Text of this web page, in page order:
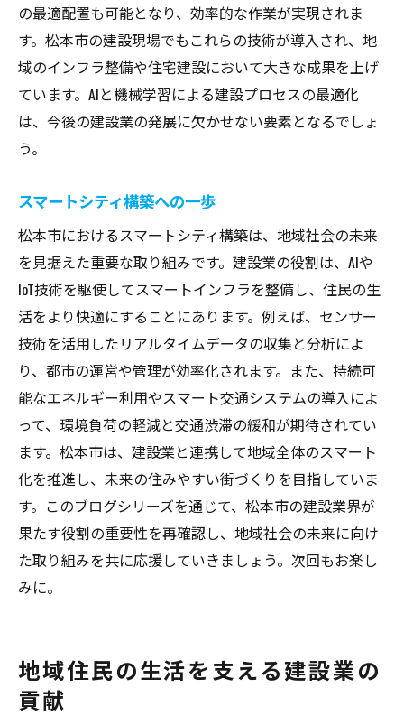
の最適配置も可能となり、効率的な作業が実現されま
す。松本市の建設現場でもこれらの技術が導入され、地
域のインフラ整備や住宅建設において大きな成果を上げ
ています。AIと機械学習による建設プロセスの最適化
は、今後の建設業の発展に欠かせない要素となるでしょ
う。
スマートシティ構築への一歩
松本市におけるスマートシティ構築は、地域社会の未来
を見据えた重要な取り組みです。建設業の役割は、AIや
IoT技術を駆使してスマートインフラを整備し、住民の生
活をより快適にすることにあります。例えば、センサー
技術を活用したリアルタイムデータの収集と分析によ
り、都市の運営や管理が効率化されます。また、持続可
能なエネルギー利用やスマート交通システムの導入によ
って、環境負荷の軽減と交通渋滞の緩和が期待されてい
ます。松本市は、建設業と連携して地域全体のスマート
化を推進し、未来の住みやすい街づくりを目指していま
す。このブログシリーズを通じて、松本市の建設業界が
果たす役割の重要性を再確認し、地域社会の未来に向け
た取り組みを共に応援していきましょう。次回もお楽し
みに。
地域住民の生活を支える建設業の
貢献